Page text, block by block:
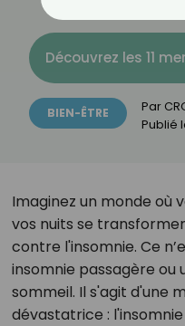
Découvrez les 11
BIEN-ÊTRE Par
Publié
Imaginez un monde où
vos nuits se
contre l'insomnie. Ce
insomnie passagère ou
sommeil. Il s'agit d'une
dévastatrice :